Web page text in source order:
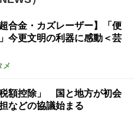
合金・カズレーザー】「便
今更文明の利器に感動＜芸
メ
税額控除」 国と地方が初会
などの協議始まる